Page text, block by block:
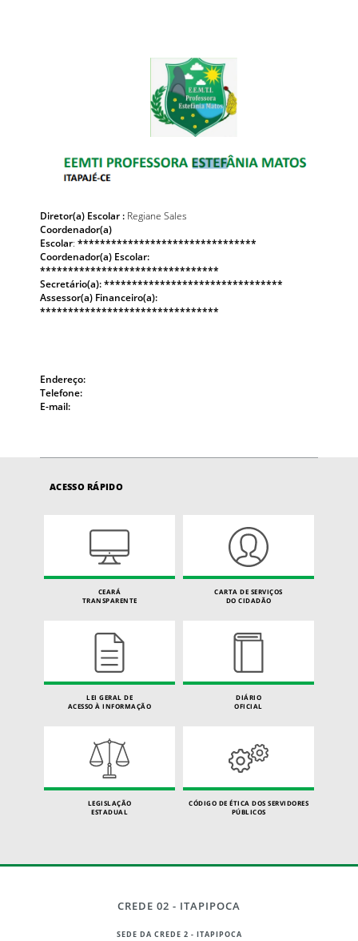
Diretor(a) Escolar : Regiane Sales
Coordenador(a)
Escolar: ********************************
Coordenador(a) Escolar:
********************************
Secretário(a): ********************************
Assessor(a) Financeiro(a):
********************************
Endereço:
Telefone:
E-mail:
ACESSO RÁPIDO
CEARÁ
TRANSPARENTE
CARTA DE SERVIÇOS
DO CIDADÃO
LEI GERAL DE
ACESSO À INFORMAÇÃO
DIÁRIO
OFICIAL
LEGISLAÇÃO
ESTADUAL
CÓDIGO DE ÉTICA DOS SERVIDORES
PÚBLICOS
CREDE 02 - ITAPIPOCA
SEDE DA CREDE 2 - ITAPIPOCA